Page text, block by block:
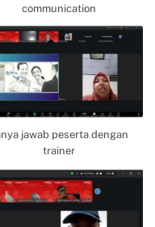
communication
jawab peserta dengan
trainer